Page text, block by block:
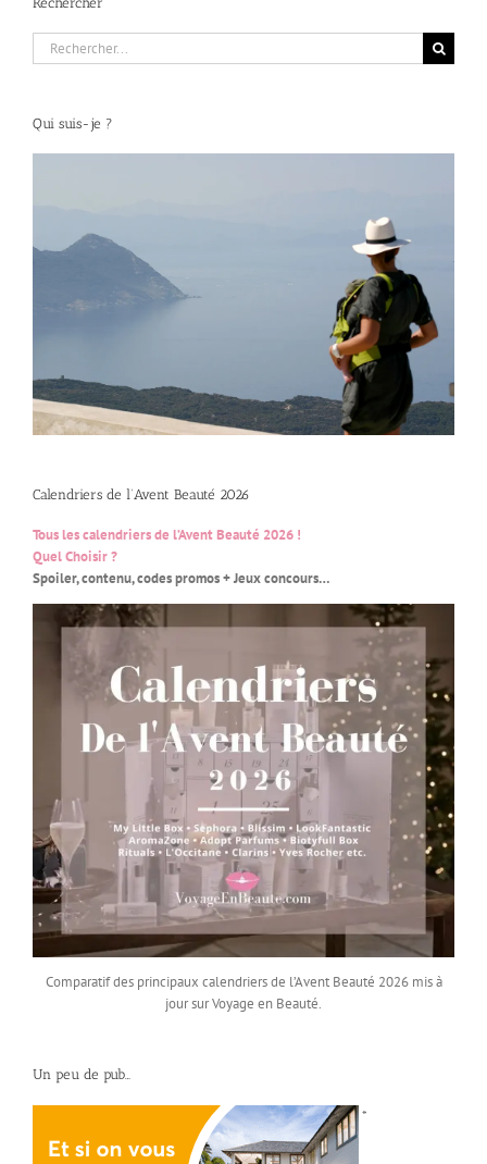
Rechercher:
Qui suis-je ?
Calendriers de l’Avent Beauté 2026
Tous les calendriers de l’Avent Beauté 2026 !
Quel Choisir ?
Spoiler, contenu, codes promos + Jeux concours…
Comparatif des principaux calendriers de l’Avent Beauté 2026 mis à
jour sur Voyage en Beauté.
Un peu de pub…
*